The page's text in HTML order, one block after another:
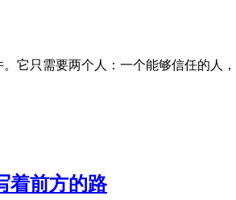
它只需要两个人：一个能够信任的人
着前方的路